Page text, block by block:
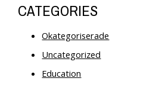
CATEGORIES
Okategoriserade
Uncategorized
Education